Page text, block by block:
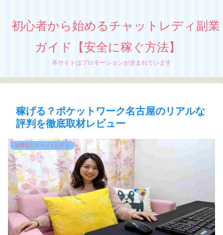
初心者から始めるチャットレディ副業
ガイド【安全に稼ぐ方法】
本サイトはプロモーションが含まれています
稼げる？ポケットワーク名古屋のリアルな
評判を徹底取材レビュー
副業ならチャットレディ